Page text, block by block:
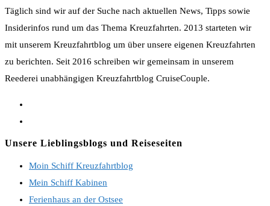
Täglich sind wir auf der Suche nach aktuellen News, Tipps sowie
Insiderinfos rund um das Thema Kreuzfahrten. 2013 starteten wir
mit unserem Kreuzfahrtblog um über unsere eigenen Kreuzfahrten
zu berichten. Seit 2016 schreiben wir gemeinsam in unserem
Reederei unabhängigen Kreuzfahrtblog CruiseCouple.
tab
new
tab
Unsere Lieblingsblogs und Reiseseiten
Moin Schiff Kreuzfahrtblog
Mein Schiff Kabinen
Ferienhaus an der Ostsee